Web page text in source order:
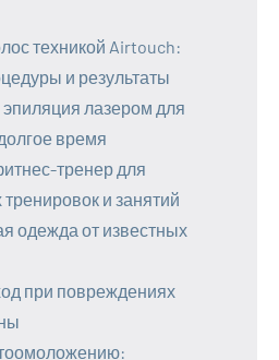
техникой Airtouch:
и результаты
лазером для
время
тренер для
и занятий
одежда от известных
при повреждениях